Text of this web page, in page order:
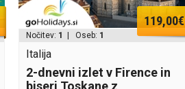
119,00€
Nočitev: 1 | Oseb: 1
Italija
2-dnevni izlet v Firence in
biseri Toskane z